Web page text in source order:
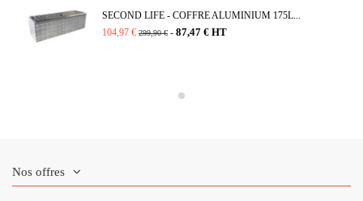
SECOND LIFE - COFFRE ALUMINIUM 175L...
104,97 € 299,90 € - 87,47 € HT
Nos offres